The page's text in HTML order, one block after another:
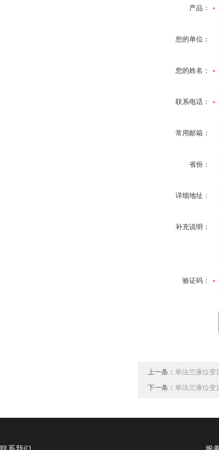
产品：
您的单位：
您的姓名：
联系电话：
常用邮箱：
省份：
详细地址：
补充说明：
验证码：
上一条： 单法兰液位变
下一条： 单法兰液位变